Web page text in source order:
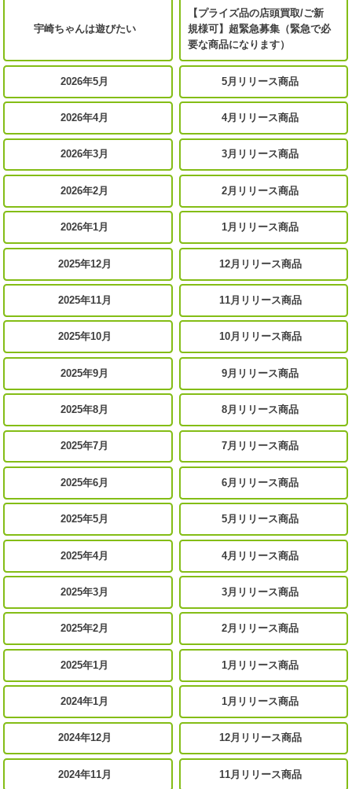
宇崎ちゃんは遊びたい
【プライズ品の店頭買取/ご新
規様可】超緊急募集（緊急で必
要な商品になります）
2026年5月 5月リリース商品
2026年4月 4月リリース商品
2026年3月 3月リリース商品
2026年2月 2月リリース商品
2026年1月 1月リリース商品
2025年12月 12月リリース商品
2025年11月 11月リリース商品
2025年10月 10月リリース商品
2025年9月 9月リリース商品
2025年8月 8月リリース商品
2025年7月 7月リリース商品
2025年6月 6月リリース商品
2025年5月 5月リリース商品
2025年4月 4月リリース商品
2025年3月 3月リリース商品
2025年2月 2月リリース商品
2025年1月 1月リリース商品
2024年1月 1月リリース商品
2024年12月 12月リリース商品
2024年11月 11月リリース商品